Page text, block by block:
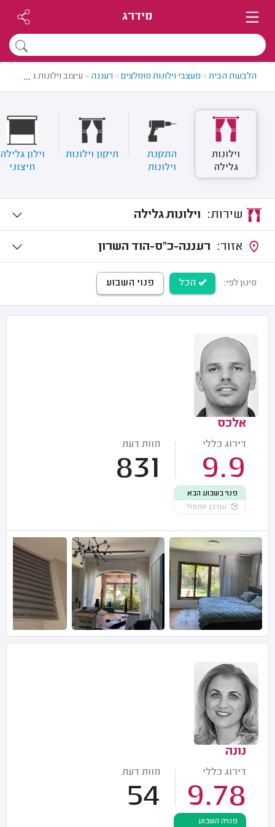
מידרג
הלבשת הבית> מעצבי וילונות מומלצים> רעננה > עיצוב וילונות ברעננה
...
וילונות
גלילה
התקנת
וילונות
תיקון וילונות
וילון גלילה
חיצוני
וילונות גלילה
רעננה-כ"ס-הוד השרון
סינון לפי: הכל פנוי השבוע
אלכס
דירוג כללי
9.9
חוות דעת
831
פנוי בשבוע הבא
עודכן אתמול
נונה
דירוג כללי
9.78
חוות דעת
54
פנויה השבוע